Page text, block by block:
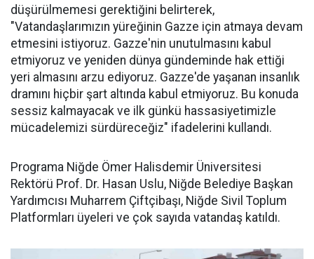
düşürülmemesi gerektiğini belirterek,
"Vatandaşlarımızın yüreğinin Gazze için atmaya devam
etmesini istiyoruz. Gazze'nin unutulmasını kabul
etmiyoruz ve yeniden dünya gündeminde hak ettiği
yeri almasını arzu ediyoruz. Gazze'de yaşanan insanlık
dramını hiçbir şart altında kabul etmiyoruz. Bu konuda
sessiz kalmayacak ve ilk günkü hassasiyetimizle
mücadelemizi sürdüreceğiz" ifadelerini kullandı.
Programa Niğde Ömer Halisdemir Üniversitesi
Rektörü Prof. Dr. Hasan Uslu, Niğde Belediye Başkan
Yardımcısı Muharrem Çiftçibaşı, Niğde Sivil Toplum
Platformları üyeleri ve çok sayıda vatandaş katıldı.